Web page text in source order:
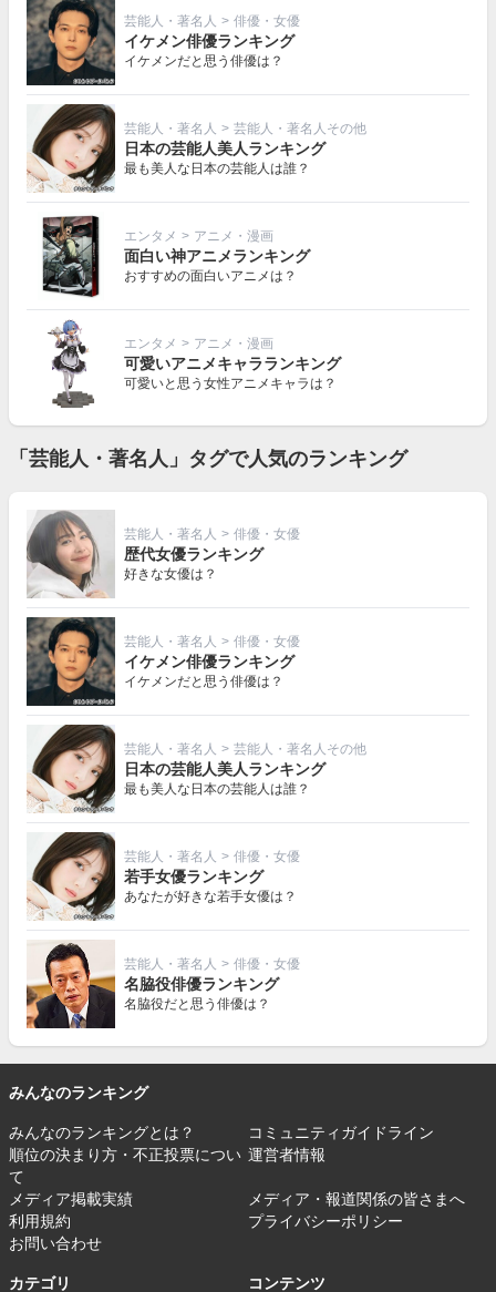
芸能人・著名人 > 俳優・女優
イケメン俳優ランキング
イケメンだと思う俳優は？
芸能人・著名人 > 芸能人・著名人その他
日本の芸能人美人ランキング
最も美人な日本の芸能人は誰？
エンタメ > アニメ・漫画
面白い神アニメランキング
おすすめの面白いアニメは？
エンタメ > アニメ・漫画
可愛いアニメキャラランキング
可愛いと思う女性アニメキャラは？
「芸能人・著名人」タグで人気のランキング
芸能人・著名人 > 俳優・女優
歴代女優ランキング
好きな女優は？
芸能人・著名人 > 俳優・女優
イケメン俳優ランキング
イケメンだと思う俳優は？
芸能人・著名人 > 芸能人・著名人その他
日本の芸能人美人ランキング
最も美人な日本の芸能人は誰？
芸能人・著名人 > 俳優・女優
若手女優ランキング
あなたが好きな若手女優は？
芸能人・著名人 > 俳優・女優
名脇役俳優ランキング
名脇役だと思う俳優は？
みんなのランキング
みんなのランキングとは？
コミュニティガイドライン
順位の決まり方・不正投票につい
て
運営者情報
メディア掲載実績
メディア・報道関係の皆さまへ
利用規約
プライバシーポリシー
お問い合わせ
カテゴリ コンテンツ